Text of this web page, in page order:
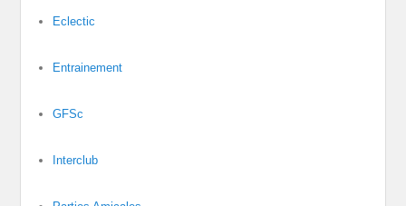
Eclectic
Entrainement
GFSc
Interclub